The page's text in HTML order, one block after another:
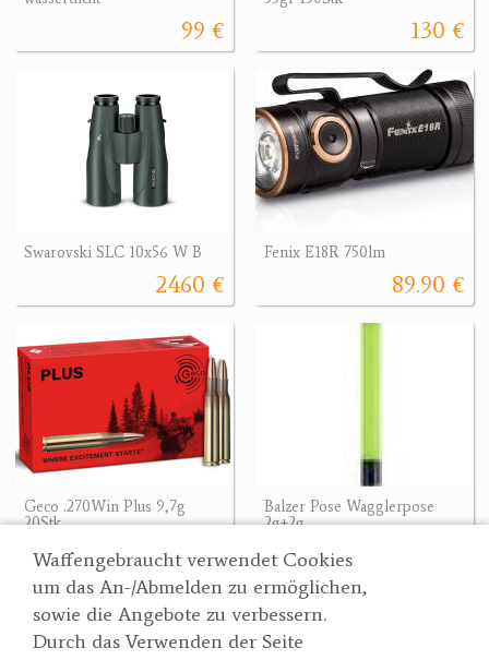
Waffengebraucht verwendet Cookies
um das An-/Abmelden zu ermöglichen,
sowie die Angebote zu verbessern.
Durch das Verwenden der Seite
99 € 130 €
Swarovski SLC 10x56 W B
2460 €
Fenix E18R 750lm
89.90 €
Geco .270Win Plus 9,7g
20Stk
67.90 €
Balzer Pose Wagglerpose
2g+2g
Suche Wertgarner 1820